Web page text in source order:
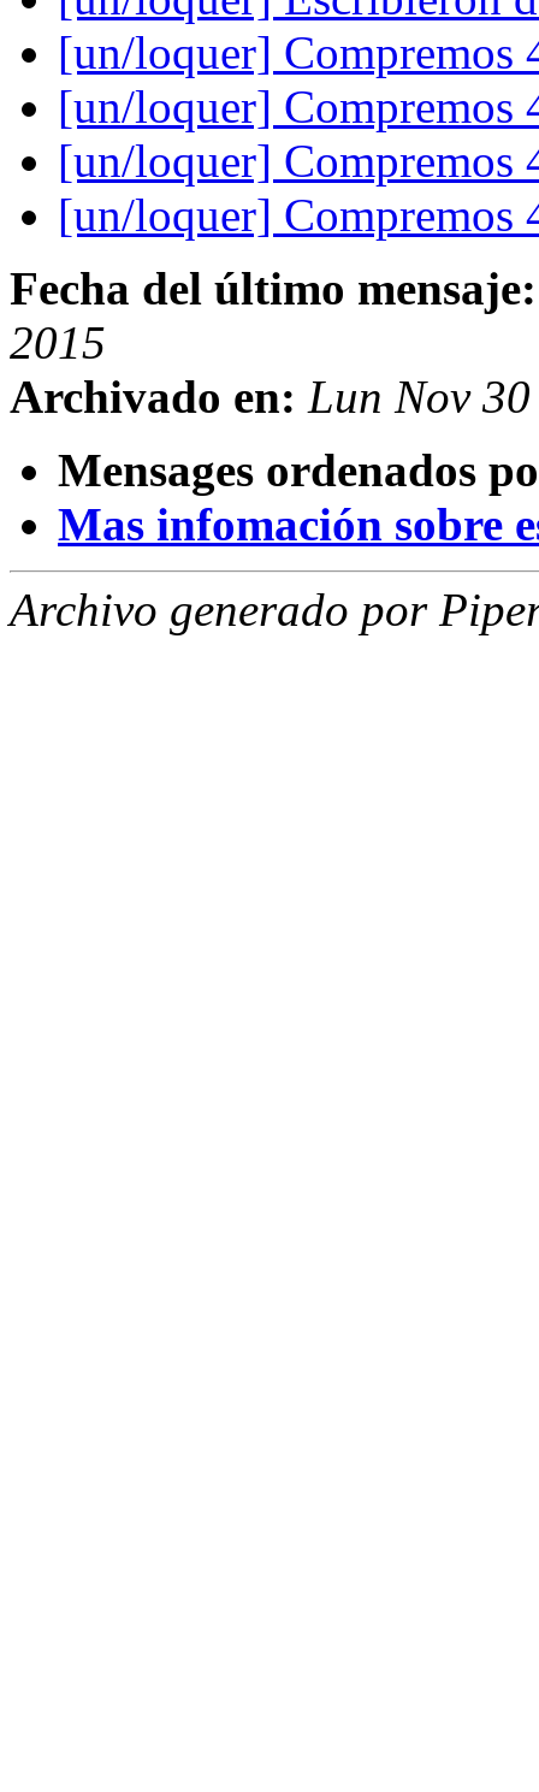
[un/loquer] Compremos
[un/loquer] Compremos
[un/loquer] Compremos
[un/loquer] Compremos
Fecha del último mensaje:
2015
Archivado en: Lun Nov
Mensages ordenados
Mas infomación sobre
Archivo generado por